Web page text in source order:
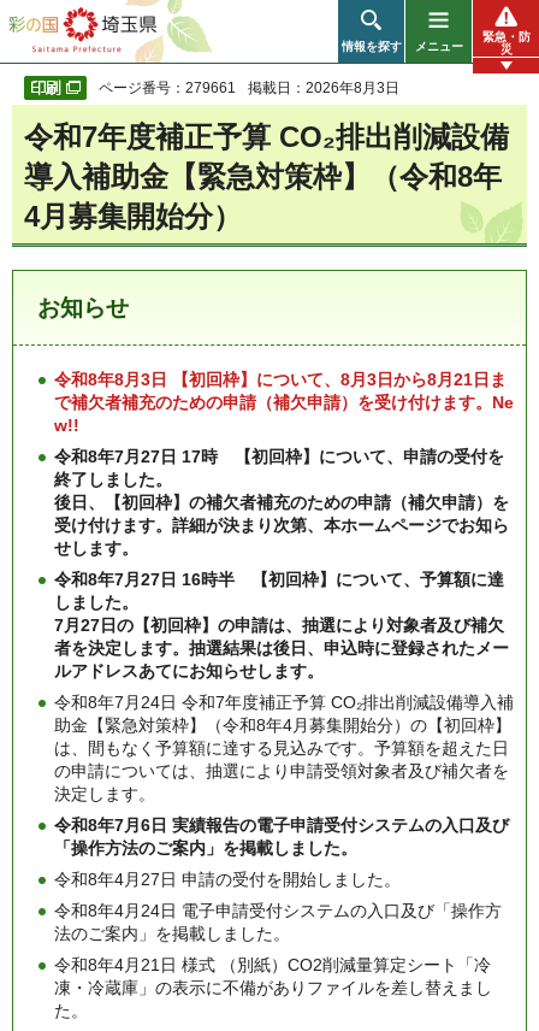
彩の国 埼玉県
情報を探す メニュー
緊急・防
災
ページ番号：279661 掲載日：2026年8月3日
令和7年度補正予算 CO₂排出削減設備
導入補助金【緊急対策枠】（令和8年
4月募集開始分）
お知らせ
令和8年8月3日 【初回枠】について、8月3日から8月21日ま
で補欠者補充のための申請（補欠申請）を受け付けます。Ne
w!!
令和8年7月27日 17時 【初回枠】について、申請の受付を
終了しました。
後日、【初回枠】の補欠者補充のための申請（補欠申請）を
受け付けます。詳細が決まり次第、本ホームページでお知ら
せします。
令和8年7月27日 16時半 【初回枠】について、予算額に達
しました。
7月27日の【初回枠】の申請は、抽選により対象者及び補欠
者を決定します。抽選結果は後日、申込時に登録されたメー
ルアドレスあてにお知らせします。
令和8年7月24日 令和7年度補正予算 CO₂排出削減設備導入補
助金【緊急対策枠】（令和8年4月募集開始分）の【初回枠】
は、間もなく予算額に達する見込みです。予算額を超えた日
の申請については、抽選により申請受領対象者及び補欠者を
決定します。
令和8年7月6日 実績報告の電子申請受付システムの入口及び
「操作方法のご案内」を掲載しました。
令和8年4月27日 申請の受付を開始しました。
令和8年4月24日 電子申請受付システムの入口及び「操作方
法のご案内」を掲載しました。
令和8年4月21日 様式 （別紙）CO2削減量算定シート「冷
凍・冷蔵庫」の表示に不備がありファイルを差し替えまし
た。